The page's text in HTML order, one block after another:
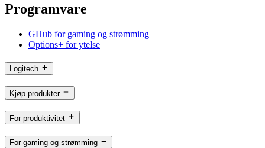
Programvare
GHub for gaming og strømming
Options+ for ytelse
Logitech
Kjøp produkter
For produktivitet
For gaming og strømming